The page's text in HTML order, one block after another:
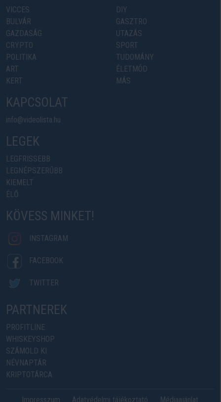
VICCES
BULVÁR
GAZDASÁG
CRYPTO
POLITIKA
ART
KERT
DIY
GASZTRO
UTAZÁS
SPORT
TUDOMÁNY
ÉLETMÓD
MÁS
KAPCSOLAT
info@videolista.hu
LEGEK
LEGFRISSEBB
LEGNÉPSZERŰBB
KIEMELT
ÉLŐ
KÖVESS MINKET!
INSTAGRAM
FACEBOOK
TWITTER
PARTNEREK
PROFITLINE
WHISKEYSHOP
SZÁMOLD KI
NÉVNAPTÁR
KRIPTOTÁRCA
Impresszum Adatvédelmi tájékoztató Médiaajánlat